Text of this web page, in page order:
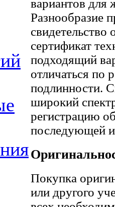
вариантов для
Разнообразие
свидетельство
сертификат
подходящий
отличаться по
подлинности.
широкий
регистрацию
последующей
Покупка
или другого